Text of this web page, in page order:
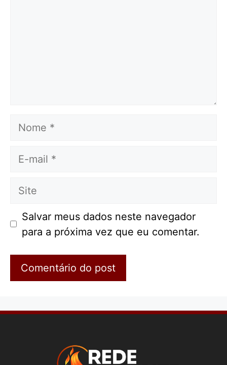
Nome
E-
Site
Salvar meus dados neste navegador
para a próxima vez que eu comentar.